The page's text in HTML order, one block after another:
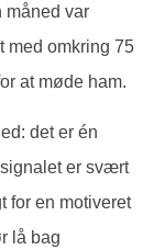
måned var
med omkring 75
at møde ham.
det er én
er svært
for en motiveret
lå bag